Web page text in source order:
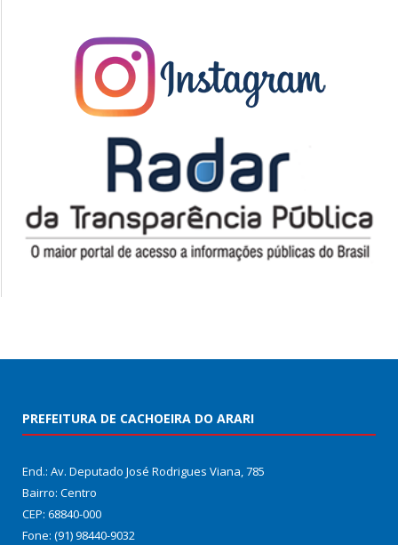
PREFEITURA DE CACHOEIRA DO ARARI
End.: Av. Deputado José Rodrigues Viana, 785
Bairro: Centro
CEP: 68840-000
Fone: (91) 98440-9032